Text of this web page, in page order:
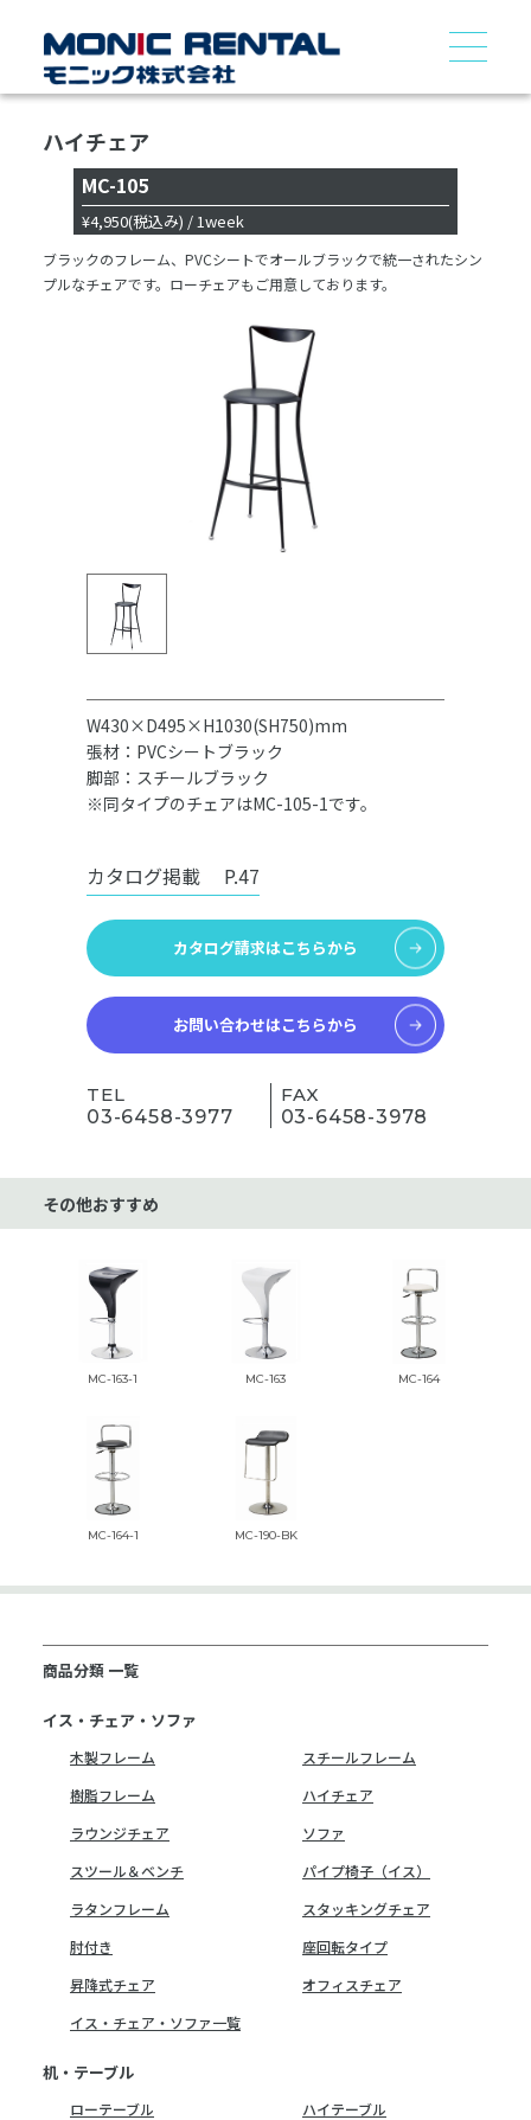
ハイチェア
MC-105
¥4,950(税込み) / 1week
ブラックのフレーム、PVCシートでオールブラックで統一されたシン
プルなチェアです。ローチェアもご用意しております。
W430×D495×H1030(SH750)mm
張材：PVCシートブラック
脚部：スチールブラック
※同タイプのチェアはMC-105-1です。
カタログ掲載 P.47
カタログ請求はこちらから
お問い合わせはこちらから
TEL
03-6458-3977
FAX
03-6458-3978
その他おすすめ
MC-163-1 MC-163 MC-164
MC-164-1 MC-190-BK
商品分類 一覧
イス・チェア・ソファ
木製フレーム
スチールフレーム
樹脂フレーム
ハイチェア
ラウンジチェア
ソファ
スツール＆ベンチ
パイプ椅子（イス）
ラタンフレーム
スタッキングチェア
肘付き
座回転タイプ
昇降式チェア
オフィスチェア
イス・チェア・ソファ一覧
机・テーブル
ローテーブル
ハイテーブル